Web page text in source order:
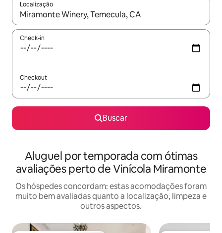
Localização
Quando os resultados estiverem disponíveis, explore-os
Check-in
Checkout
Buscar
Aluguel por temporada com ótimas
avaliações perto de Vinícola Miramonte
Os hóspedes concordam: estas acomodações foram
muito bem avaliadas quanto a localização, limpeza e
outros aspectos.